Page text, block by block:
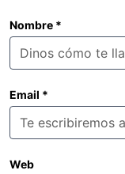
Nombre *
Email *
Web